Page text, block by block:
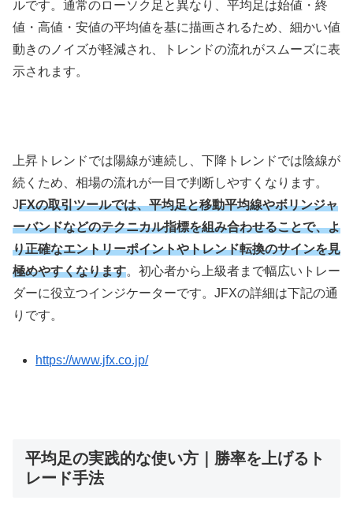
ルです。通常のローソク足と異なり、平均足は始値・終
値・高値・安値の平均値を基に描画されるため、細かい値
動きのノイズが軽減され、トレンドの流れがスムーズに表
示されます。
上昇トレンドでは陽線が連続し、下降トレンドでは陰線が
続くため、相場の流れが一目で判断しやすくなります。
JFXの取引ツールでは、平均足と移動平均線やボリンジャ
ーバンドなどのテクニカル指標を組み合わせることで、よ
り正確なエントリーポイントやトレンド転換のサインを見
極めやすくなります。初心者から上級者まで幅広いトレー
ダーに役立つインジケーターです。JFXの詳細は下記の通
りです。
https://www.jfx.co.jp/
平均足の実践的な使い方｜勝率を上げるト
レード手法